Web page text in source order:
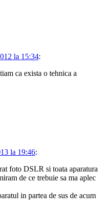
la 15:34:
ca exista o tehnica a
la 19:46:
foto DSLR si toata aparatura
de ce trebuie sa ma aplec
in partea de sus de acum